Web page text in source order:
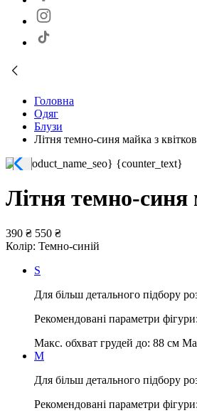
Головна
Одяг
Блузи
Літня темно-синя майка з
Літня темно-синя
390 ₴ 550 ₴
Колір: Темно-синій
S
Для більш детального підбору
Рекомендовані параметри фігури:
Макс. обхват грудей до: 88 см
M
Для більш детального підбору
Рекомендовані параметри фігури: